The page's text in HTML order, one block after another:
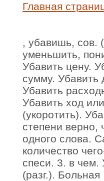
Главная
, убавишь, сов.
уменьшить,
Убавить цену.
сумму. Убавить
Убавить
Убавить ход
(укоротить).
степени верно,
одного слова.
количество
спеси. 3. в чем.
(разг.). Больная